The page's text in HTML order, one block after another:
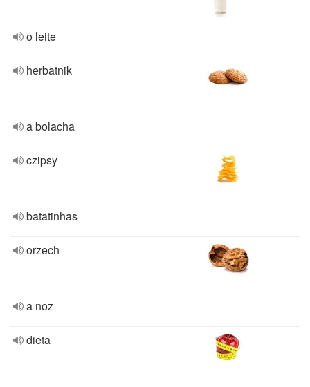
o leite
herbatnik
a bolacha
czipsy
batatinhas
orzech
a noz
dieta